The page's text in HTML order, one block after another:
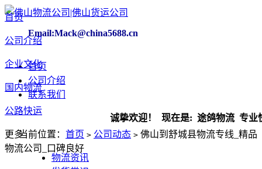
Email:Mack@china5688.cn
首页
公司介绍
联系我们
诚挚欢迎！ 现在是:途鸽物流 专业快
首页
公司介绍
企业文化
国内物流
公路快运
更多
物流资讯
当前位置： 首页 > 公司动态 > 佛山到舒城县物流专线_精品
物流公司_口碑良好​